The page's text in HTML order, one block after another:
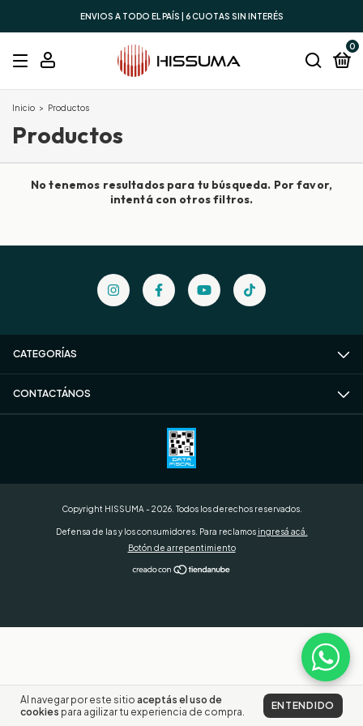
ENVIOS A TODO EL PAÍS | 6 CUOTAS SIN INTERÉS
0
Al navegar por este sitio aceptás el uso de
cookies para agilizar tu experiencia de compra.
ENTENDIDO
Inicio > Productos
Productos
No tenemos resultados para tu búsqueda. Por favor,
intentá con otros filtros.
CATEGORÍAS
CONTACTÁNOS
Copyright HISSUMA - 2026. Todos los derechos reservados.
Defensa de las y los consumidores. Para reclamos ingresá acá.
Botón de arrepentimiento